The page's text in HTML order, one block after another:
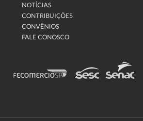
NOTÍCIAS
CONTRIBUIÇÕES
CONVÊNIOS
FALE CONOSCO